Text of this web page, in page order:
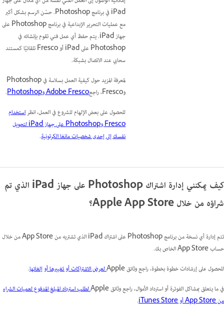
iPad في برنامج Photoshop. حسّن الرسم بشكل أكبر
مع عمليات التحرير الإبداعية في برنامج Photoshop على
جهاز iPad. يتم حفظ أي عمل فني تقوم بإنشائه في
Photoshop على iPad أو Fresco تلقائيًا كمستند
سحابي عند الاتصال بشبكة.
لمعرفة المزيد حول كيفية العمل بسلاسة في Photoshop
وFresco، راجع
Adobe Fresco وPhotoshop
.
للحصول على بعض الإلهام للشروع في العمل، انظراستخدام
Fresco وPhotoshop على جهاز iPad لتحويل
نفسك إلى إحدى شخصيات مانغا الكرتونية.
كيف يمكنني إدارة اشتراك Photoshop على جهاز iPad الذي تم
شراؤه من خلال Apple App Store؟
تتم إدارة أي نسخة من برنامج Photoshop على اشتراك iPad الذي تشتريه من App Store من خلال
حساب App Store الخاص بك.
للحصول على إرشادات خطوة بخطوة، راجع وثائق Apple
لعرض الاشتراكات أو تغييرها أو إلغائها.
في ما يتعلق بمشاكل الفوترة أو استرداد الأموال، راجع وثائق Apple
لطلب استرداد المبلغ المدفوع لعميات الشراء
من App Store أو iTunes Store
.